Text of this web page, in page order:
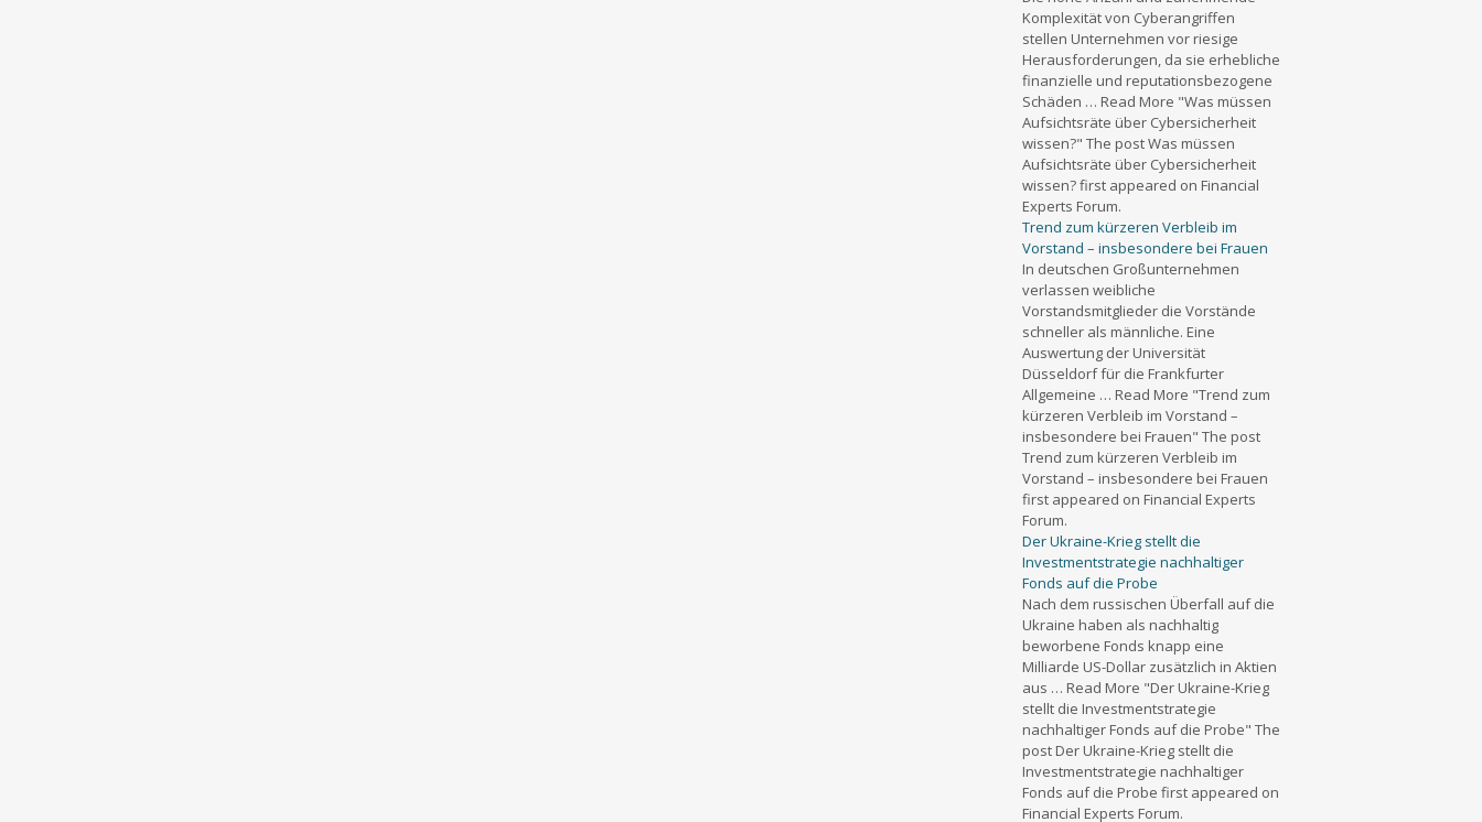
Komplexität von Cyberangriffen
stellen Unternehmen vor riesige
Herausforderungen, da sie erhebliche
finanzielle und reputationsbezogene
Schäden … Read More "Was müssen
Aufsichtsräte über Cybersicherheit
wissen?" The post Was müssen
Aufsichtsräte über Cybersicherheit
wissen? first appeared on Financial
Experts Forum.
Trend zum kürzeren Verbleib im
Vorstand – insbesondere bei Frauen
In deutschen Großunternehmen
verlassen weibliche
Vorstandsmitglieder die Vorstände
schneller als männliche. Eine
Auswertung der Universität
Düsseldorf für die Frankfurter
Allgemeine … Read More "Trend zum
kürzeren Verbleib im Vorstand –
insbesondere bei Frauen" The post
Trend zum kürzeren Verbleib im
Vorstand – insbesondere bei Frauen
first appeared on Financial Experts
Forum.
Der Ukraine-Krieg stellt die
Investmentstrategie nachhaltiger
Fonds auf die Probe
Nach dem russischen Überfall auf die
Ukraine haben als nachhaltig
beworbene Fonds knapp eine
Milliarde US-Dollar zusätzlich in Aktien
aus … Read More "Der Ukraine-Krieg
stellt die Investmentstrategie
nachhaltiger Fonds auf die Probe" The
post Der Ukraine-Krieg stellt die
Investmentstrategie nachhaltiger
Fonds auf die Probe first appeared on
Financial Experts Forum.